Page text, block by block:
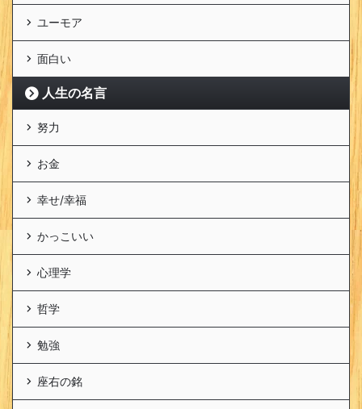
ユーモア
面白い
人生の名言
努力
お金
幸せ/幸福
かっこいい
心理学
哲学
勉強
座右の銘